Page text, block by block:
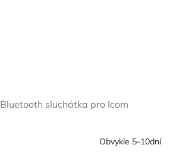
Bluetooth sluchátka pro Icom
Obvykle 5-10dní